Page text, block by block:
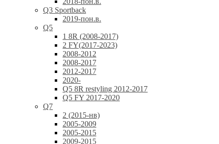
Q3 Sportback
2019-пон.в.
Q5
1 8R (2008-2017)
2 FY(2017-2023)
2008-2012
2008-2017
2012-2017
2020-
Q5 8R restyling 2012-2017
Q5 FY 2017-2020
Q7
2 (2015-нв)
2005-2009
2005-2015
2009-2015